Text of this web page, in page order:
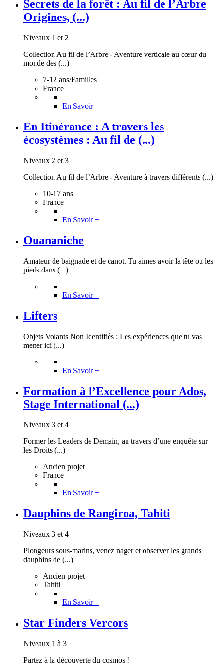
Secrets de la forêt : Au fil de l’Arbre
Origines, (...)
Niveaux 1 et 2
Collection Au fil de l’Arbre - Aventure verticale au cœur du
monde des (...)
7-12 ans/Familles
France
En Savoir +
En Itinérance : A travers les
écosystèmes : Au fil de (...)
Niveaux 2 et 3
Collection Au fil de l’Arbre - Aventure à travers différents (...)
10-17 ans
France
En Savoir +
Ouananiche
Amateur de baignade et de canot. Tu aimes avoir la tête ou les
pieds dans (...)
En Savoir +
Lifters
Objets Volants Non Identifiés : Les expériences que tu vas
mener ici (...)
En Savoir +
Formation à l’Excellence pour Ados,
Stage International (...)
Niveaux 3 et 4
Former les Leaders de Demain, au travers d’une enquête sur
les Droits (...)
Ancien projet
France
En Savoir +
Dauphins de Rangiroa, Tahiti
Niveaux 3 et 4
Plongeurs sous-marins, venez nager et observer les grands
dauphins de (...)
Ancien projet
Tahiti
En Savoir +
Star Finders Vercors
Niveaux 1 à 3
Partez à la découverte du cosmos !